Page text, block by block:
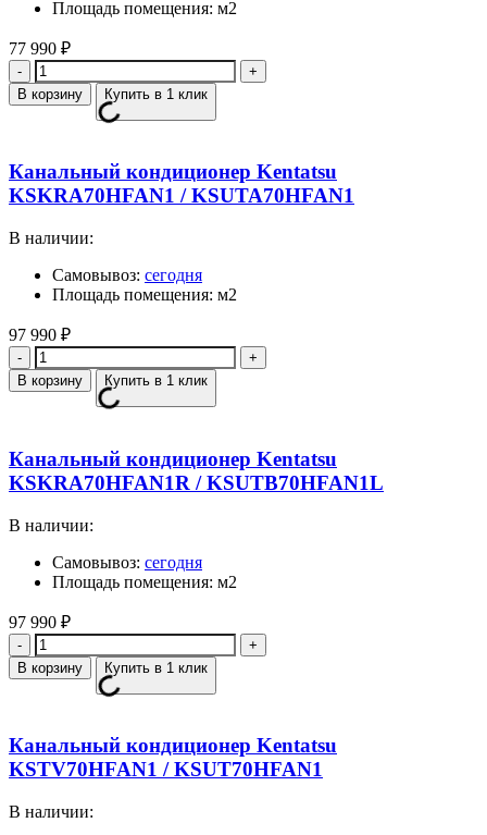
Площадь помещения: м2
77 990 ₽
Количество
В корзину Купить в 1 клик
Канальный кондиционер Kentatsu
KSKRA70HFAN1 / KSUTA70HFAN1
В наличии:
Самовывоз: сегодня
Площадь помещения: м2
97 990 ₽
Количество
В корзину Купить в 1 клик
Канальный кондиционер Kentatsu
KSKRA70HFAN1R / KSUTB70HFAN1L
В наличии:
Самовывоз: сегодня
Площадь помещения: м2
97 990 ₽
Количество
В корзину Купить в 1 клик
Канальный кондиционер Kentatsu
KSTV70HFAN1 / KSUT70HFAN1
В наличии: